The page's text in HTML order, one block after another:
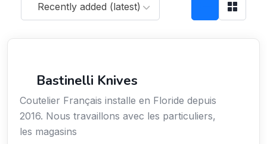
Recently added (latest)
Bastinelli Knives
Coutelier Français installe en Floride depuis
2016. Nous travaillons avec les particuliers,
les magasins